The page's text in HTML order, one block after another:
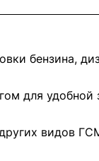
бензина,
для удобной
видов